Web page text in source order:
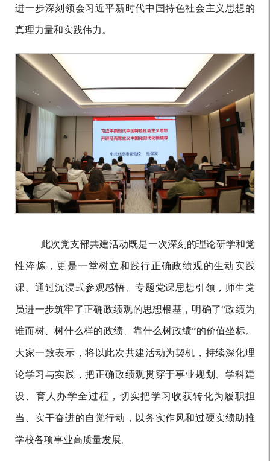
进一步深刻领会习近平新时代中国特色社会主义思想的
真理力量和实践伟力。
此次党支部共建活动既是一次深刻的理论研学和党
性淬炼，更是一堂树立和践行正确政绩观的生动实践
课。通过沉浸式参观感悟、专题党课思想引领，师生党
员进一步筑牢了正确政绩观的思想根基，明确了“政绩为
谁而树、树什么样的政绩、靠什么树政绩”的价值坐标。
大家一致表示，将以此次共建活动为契机，持续深化理
论学习与实践，把正确政绩观贯穿于事业规划、学科建
设、育人办学全过程，切实把学习收获转化为履职担
当、实干奋进的自觉行动，以务实作风和过硬实绩助推
学校各项事业高质量发展。